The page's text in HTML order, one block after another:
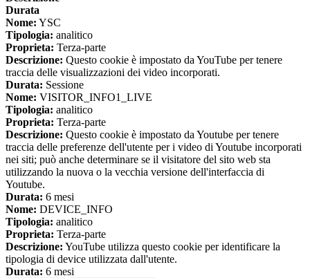
Durata
Nome: YSC
Tipologia: analitico
Proprieta: Terza-parte
Descrizione: Questo cookie è impostato da YouTube per tenere
traccia delle visualizzazioni dei video incorporati.
Durata: Sessione
Nome: VISITOR_INFO1_LIVE
Tipologia: analitico
Proprieta: Terza-parte
Descrizione: Questo cookie è impostato da Youtube per tenere
traccia delle preferenze dell'utente per i video di Youtube incorporati
nei siti; può anche determinare se il visitatore del sito web sta
utilizzando la nuova o la vecchia versione dell'interfaccia di
Youtube.
Durata: 6 mesi
Nome: DEVICE_INFO
Tipologia: analitico
Proprieta: Terza-parte
Descrizione: YouTube utilizza questo cookie per identificare la
tipologia di device utilizzata dall'utente.
Durata: 6 mesi